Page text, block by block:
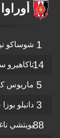
1 شوساكو
14تاكاهيرو
5 ماريوس
3 دانيلو
88يويتشي